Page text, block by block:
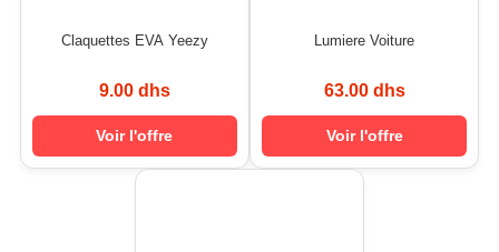
Claquettes EVA Yeezy
9.00 dhs
Voir l'offre
Lumiere Voiture
63.00 dhs
Voir l'offre